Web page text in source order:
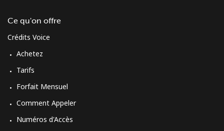
Ce qu'on offre
Crédits Voice
Achetez
Tarifs
Forfait Mensuel
Comment Appeler
Numéros d'Accès